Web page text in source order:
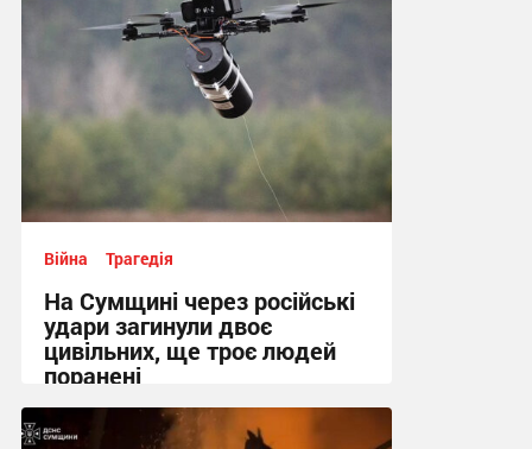
Війна Трагедія
На Сумщині через російські
удари загинули двоє
цивільних, ще троє людей
поранені
14:12 вчора